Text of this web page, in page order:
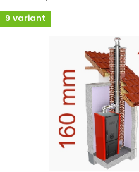
9 variant